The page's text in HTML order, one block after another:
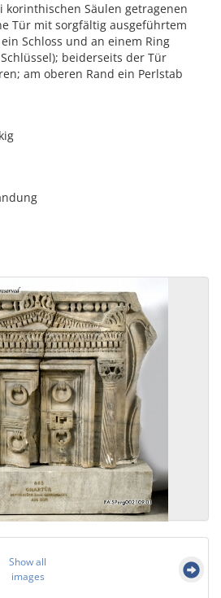
korinthischen Säulen getragenen
Tür mit sorgfältig ausgeführtem
Schloss und an einem Ring
beiderseits der Tür
am oberen Rand ein Perlstab
Show all
images